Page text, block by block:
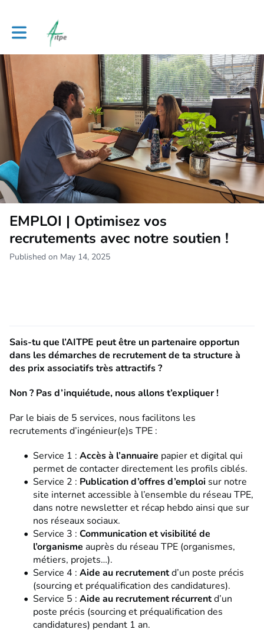
Toggle main navigation
EMPLOI | Optimisez vos
recrutements avec notre soutien !
Published on May 14, 2025
Sais-tu que l’AITPE peut être un partenaire opportun
dans les démarches de recrutementde ta structure à
des prix associatifs très attractifs ?
Non ? Pas d’inquiétude, nous allons t’expliquer !
Par le biais de 5 services, nous facilitons les
recrutements d’ingénieur(e)s TPE :
Service 1 : Accès à l’annuaire papier et digital qui
permet de contacter directement les profils ciblés.
Service 2 : Publication d’offres d’emploi sur notre
site internet accessible à l’ensemble du réseau TPE,
dans notre newsletter et récap hebdo ainsi que sur
nos réseaux sociaux.
Service 3 : Communication et visibilité de
l’organisme auprès du réseau TPE (organismes,
métiers, projets…).
Service 4 : Aide au recrutementd’un poste précis
(sourcing et préqualification des candidatures).
Service 5 : Aide au recrutement récurrentd’un
poste précis (sourcing et préqualification des
candidatures) pendant 1 an.